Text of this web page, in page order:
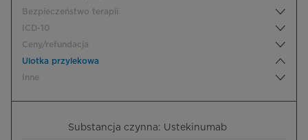
Bezpieczeństwo terapii
ICD-10
Ceny/refundacja
Ulotka przylekowa
Inne
Substancja czynna: Ustekinumab